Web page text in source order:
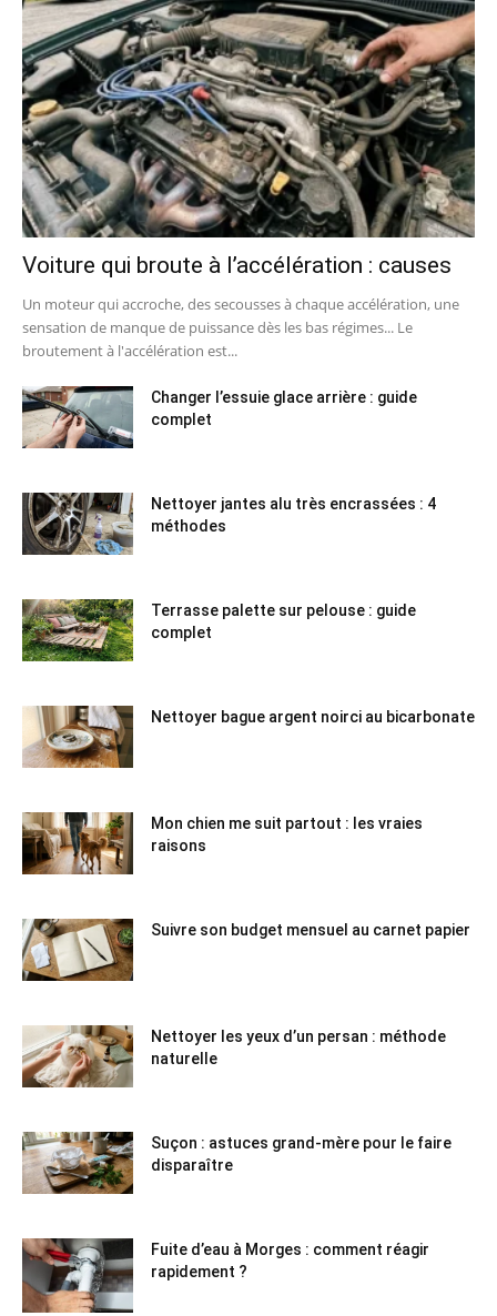
Voiture qui broute à l’accélération : causes
Un moteur qui accroche, des secousses à chaque accélération, une
sensation de manque de puissance dès les bas régimes... Le
broutement à l'accélération est...
Changer l’essuie glace arrière : guide
complet
Nettoyer jantes alu très encrassées : 4
méthodes
Terrasse palette sur pelouse : guide
complet
Nettoyer bague argent noirci au bicarbonate
Mon chien me suit partout : les vraies
raisons
Suivre son budget mensuel au carnet papier
Nettoyer les yeux d’un persan : méthode
naturelle
Suçon : astuces grand-mère pour le faire
disparaître
Fuite d’eau à Morges : comment réagir
rapidement ?